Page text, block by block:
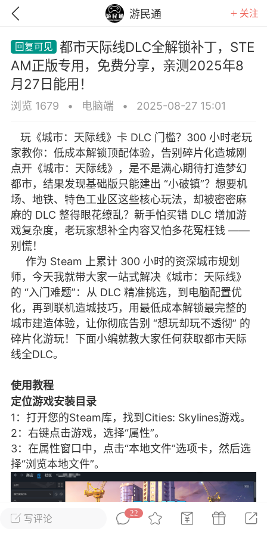
游民通 关注
GTA6 RDR2 逃离塔科夫
彩虹六号 绝地求生 战地5
游戏商城 每日签到 每日排行
游民通 Lv.13
19 23:03
电脑端 问题解决
我在商城购买的虚拟产品显示自动发
在那里查看卡密？
发货的商品在那里查看卡密？答：查看
：下单以后在右边消息栏查看卡密，或
像 — 我的订单 — 待评价 — 查看订单，
看卡密详情问：我...
写评论
22
都市天际线DLC全解锁补丁，STE
AM正版专用，免费分享，亲测2025年8
月27日能用！
浏览 1679 • 电脑端 • 2025-08-27 15:01
玩《城市：天际线》卡 DLC 门槛？300 小时老玩
家教你：低成本解锁顶配体验，告别碎片化造城刚
点开《城市：天际线》，是不是满心期待打造梦幻
都市，结果发现基础版只能建出 “小破镇”？想要机
场、地铁、特色工业区这些核心玩法，却被密密麻
麻的 DLC 整得眼花缭乱？新手怕买错 DLC 增加游
戏复杂度，老玩家想补全内容又怕多花冤枉钱 ——
别慌！
作为 Steam 上累计 300 小时的资深城市规划
师，今天我就带大家一站式解决《城市：天际线》
的 “入门难题”：从 DLC 精准挑选，到电脑配置优
化，再到联机造城技巧，用最低成本解锁最完整的
城市建造体验，让你彻底告别 “想玩却玩不透彻” 的
碎片化游玩！下面小编就教大家任何获取都市天际
线全DLC。
使用教程
定位游戏安装目录
1：打开您的Steam库，找到Cities: Skylines游戏。
2：右键点击游戏，选择“属性”。
3：在属性窗口中，点击“本地文件”选项卡，然后选
择“浏览本地文件”。